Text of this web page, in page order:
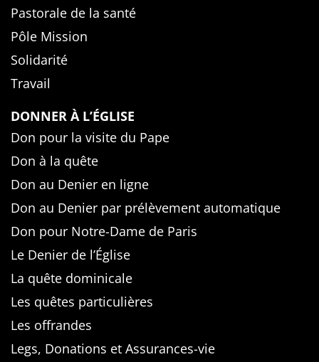
Pastorale de la santé
Pôle Mission
Solidarité
Travail
DONNER À L’ÉGLISE
Don pour la visite du Pape
Don à la quête
Don au Denier en ligne
Don au Denier par prélèvement automatique
Don pour Notre-Dame de Paris
Le Denier de l’Église
La quête dominicale
Les quêtes particulières
Les offrandes
Legs, Donations et Assurances-vie